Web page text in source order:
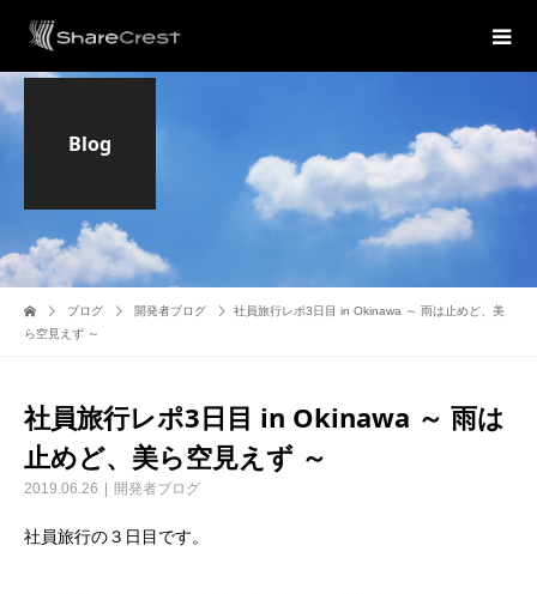
Blog
ブログ 開発者ブログ
社員旅行レポ3日目 in Okinawa ～ 雨は止めど、美
ら空見えず ～
社員旅行レポ3日目 in Okinawa ～ 雨は
止めど、美ら空見えず ～
2019.06.26 開発者ブログ
社員旅行の３日目です。